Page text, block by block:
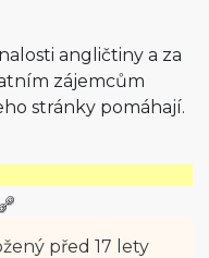
angličtiny a za
zájemcům
stránky pomáhají.
před 17 lety